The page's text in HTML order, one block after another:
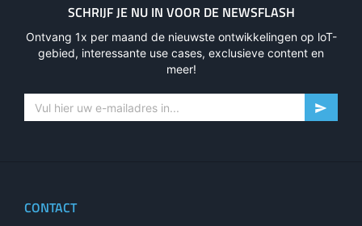
SCHRIJF JE NU IN VOOR DE NEWSFLASH
Ontvang 1x per maand de nieuwste ontwikkelingen op loT-
gebied, interessante use cases, exclusieve content en
meer!
CONTACT